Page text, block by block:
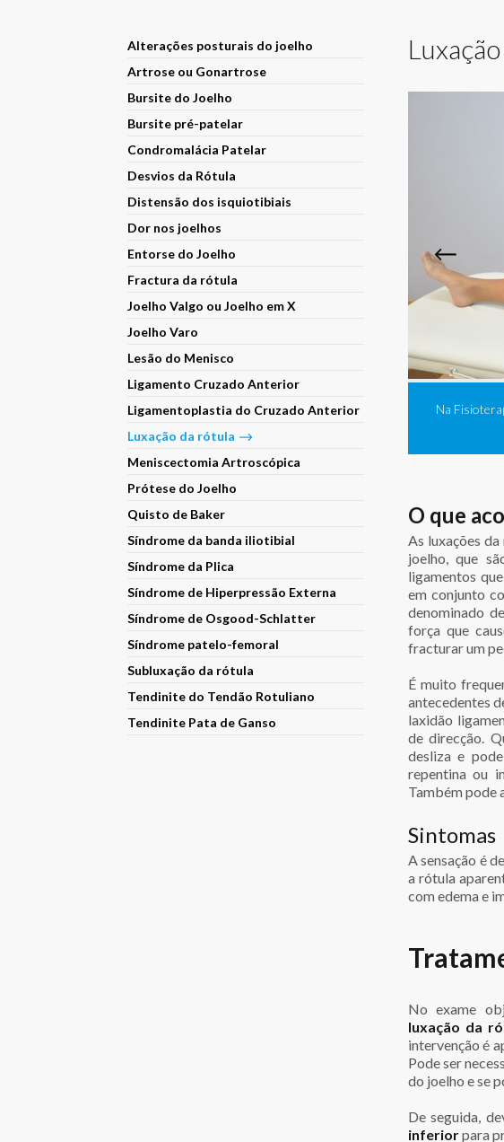
Alterações posturais do joelho
Artrose ou Gonartrose
Bursite do Joelho
Bursite pré-patelar
Condromalácia Patelar
Desvios da Rótula
Distensão dos isquiotibiais
Dor nos joelhos
Entorse do Joelho
Fractura da rótula
Joelho Valgo ou Joelho em X
Joelho Varo
Lesão do Menisco
Ligamento Cruzado Anterior
Ligamentoplastia do Cruzado Anterior
Luxação da rótula
Meniscectomia Artroscópica
Prótese do Joelho
Quisto de Baker
Síndrome da banda iliotibial
Síndrome da Plica
Síndrome de Hiperpressão Externa
Síndrome de Osgood-Schlatter
Síndrome patelo-femoral
Subluxação da rótula
Tendinite do Tendão Rotuliano
Tendinite Pata de Ganso
Na
O que
As luxações
joelho, que
ligamentos
em conjunto
denominado
força que
fracturar um
É muito
antecedentes
laxidão
de direcção.
desliza e
repentina ou
Também pode
Sintomas
A sensação é
a rótula
com edema e
No exame
luxação da
intervenção é
Pode ser
do joelho e se
De seguida,
inferiorpara